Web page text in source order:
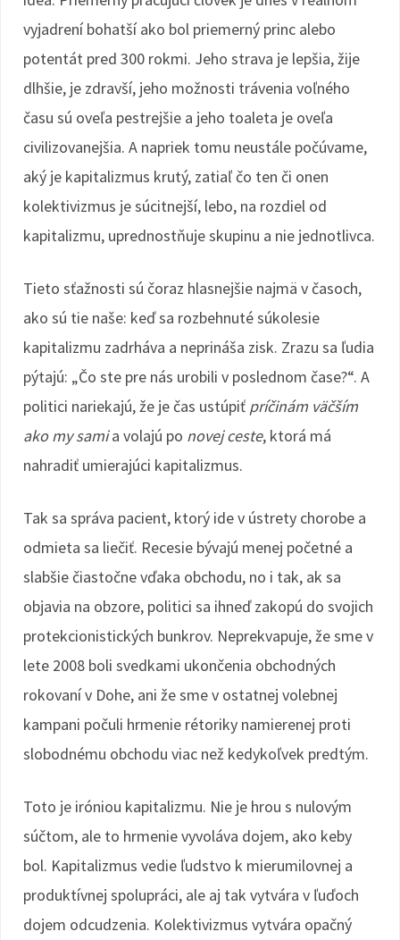
vyjadrení bohatší ako bol priemerný princ alebo
potentát pred 300 rokmi. Jeho strava je lepšia, žije
dlhšie, je zdravší, jeho možnosti trávenia voľného
času sú oveľa pestrejšie a jeho toaleta je oveľa
civilizovanejšia. A napriek tomu neustále počúvame,
aký je kapitalizmus krutý, zatiaľ čo ten či onen
kolektivizmus je súcitnejší, lebo, na rozdiel od
kapitalizmu, uprednostňuje skupinu a nie jednotlivca.
Tieto sťažnosti sú čoraz hlasnejšie najmä v časoch,
ako sú tie naše: keď sa rozbehnuté súkolesie
kapitalizmu zadrháva a neprináša zisk. Zrazu sa ľudia
pýtajú: „Čo ste pre nás urobili v poslednom čase?“. A
politici nariekajú, že je čas ustúpiť príčinám väčším
ako my samia volajú po novej ceste, ktorá má
nahradiť umierajúci kapitalizmus.
Tak sa správa pacient, ktorý ide v ústrety chorobe a
odmieta sa liečiť. Recesie bývajú menej početné a
slabšie čiastočne vďaka obchodu, no i tak, ak sa
objavia na obzore, politici sa ihneď zakopú do svojich
protekcionistických bunkrov. Neprekvapuje, že sme v
lete 2008 boli svedkami ukončenia obchodných
rokovaní v Dohe, ani že sme v ostatnej volebnej
kampani počuli hrmenie rétoriky namierenej proti
slobodnému obchodu viac než kedykoľvek predtým.
Toto je iróniou kapitalizmu. Nie je hrou s nulovým
súčtom, ale to hrmenie vyvoláva dojem, ako keby
bol. Kapitalizmus vedie ľudstvo k mierumilovnej a
produktívnej spolupráci, ale aj tak vytvára v ľuďoch
dojem odcudzenia. Kolektivizmus vytvára opačný